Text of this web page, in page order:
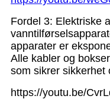
Fordel 3: Elektriske
apparater er
Alle kabler og
som sikrer sikkerhet
https://youtu.be/